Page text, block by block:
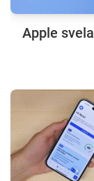
Apple